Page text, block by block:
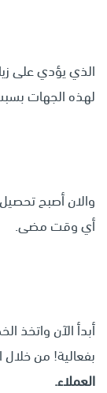
الذي يؤدي على
لهذه الجهات
والان أصبح
أي وقت مضى.
أبدأ الآن واتخذ
بفعالية! من خلال
العملاء.